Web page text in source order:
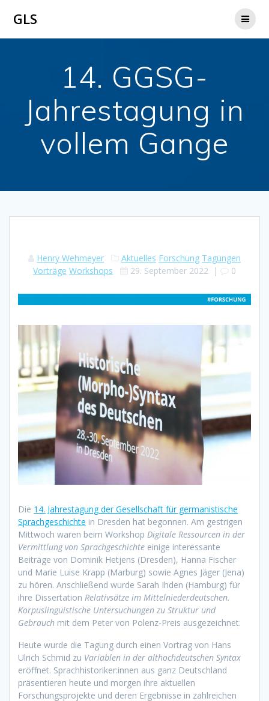
GLS
14. GGSG-
Jahrestagung in
vollem Gange
Henry Wehmeyer Aktuelles Forschung Tagungen
Vorträge Workshops 29. September 2022 | 0
Die 14. Jahrestagung der Gesellschaft für germanistische
Sprachgeschichte in Dresden hat begonnen. Am gestrigen
Mittwoch waren beim Workshop Digitale Ressourcen in der
Vermittlung von Sprachgeschichte einige interessante
Beiträge von Dominik Hetjens (Dresden), Hanna Fischer
und Marie Luise Krapp (Marburg) sowie Agnes Jäger (Jena)
zu hören. Anschließend wurde Sarah Ihden (Hamburg) für
ihre Dissertation Relativsätze im Mittelniederdeutschen.
Korpuslinguistische Untersuchungen zu Struktur und
Gebrauch mit dem Peter von Polenz-Preis ausgezeichnet.
Heute wurde die Tagung durch einen Vortrag von Hans
Ulrich Schmid zu Variablen in der althochdeutschen Syntax
eröffnet. Sprachhistoriker:innen aus ganz Deutschland
präsentieren heute und morgen ihre aktuellen
Forschungsprojekte und deren Ergebnisse in zahlreichen